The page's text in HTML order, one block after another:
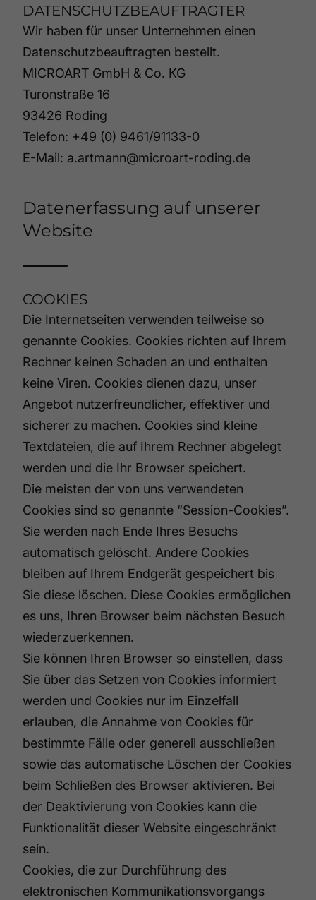
DATENSCHUTZBEAUFTRAGTER
Wir haben für unser Unternehmen einen
Datenschutzbeauftragten bestellt.
MICROART GmbH & Co. KG
Turonstraße 16
93426 Roding
Telefon: +49 (0) 9461/91133-0
E-Mail: a.artmann@microart-roding.de
Datenerfassung auf unserer
Website
COOKIES
Die Internetseiten verwenden teilweise so
genannte Cookies. Cookies richten auf Ihrem
Rechner keinen Schaden an und enthalten
keine Viren. Cookies dienen dazu, unser
Angebot nutzerfreundlicher, effektiver und
sicherer zu machen. Cookies sind kleine
Textdateien, die auf Ihrem Rechner abgelegt
werden und die Ihr Browser speichert.
Die meisten der von uns verwendeten
Cookies sind so genannte “Session-Cookies”.
Sie werden nach Ende Ihres Besuchs
automatisch gelöscht. Andere Cookies
bleiben auf Ihrem Endgerät gespeichert bis
Sie diese löschen. Diese Cookies ermöglichen
es uns, Ihren Browser beim nächsten Besuch
wiederzuerkennen.
Sie können Ihren Browser so einstellen, dass
Sie über das Setzen von Cookies informiert
werden und Cookies nur im Einzelfall
erlauben, die Annahme von Cookies für
bestimmte Fälle oder generell ausschließen
sowie das automatische Löschen der Cookies
beim Schließen des Browser aktivieren. Bei
der Deaktivierung von Cookies kann die
Funktionalität dieser Website eingeschränkt
sein.
Cookies, die zur Durchführung des
elektronischen Kommunikationsvorgangs